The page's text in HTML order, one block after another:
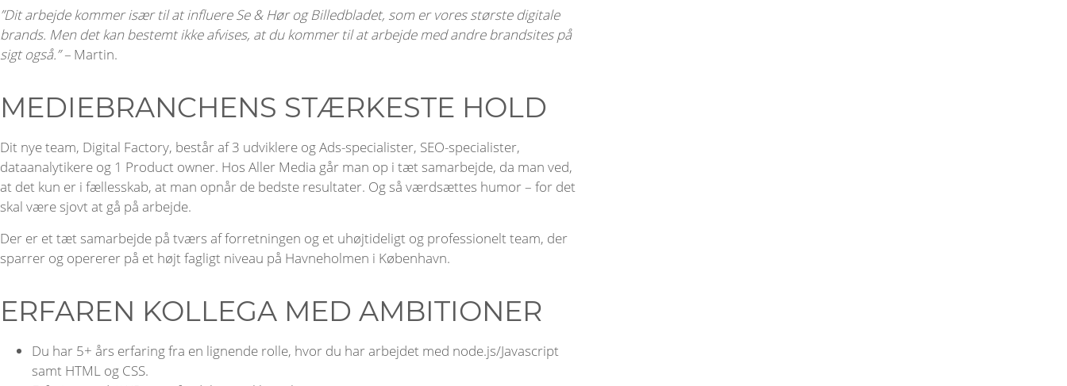
”Dit arbejde kommer især til at influere Se & Hør og Billedbladet, som er vores største digitale
brands. Men det kan bestemt ikke afvises, at du kommer til at arbejde med andre brandsites på
sigt også.” – Martin.
MEDIEBRANCHENS STÆRKESTE HOLD
Dit nye team, Digital Factory, består af 3 udviklere og Ads-specialister, SEO-specialister,
dataanalytikere og 1 Product owner. Hos Aller Media går man op i tæt samarbejde, da man ved,
at det kun er i fællesskab, at man opnår de bedste resultater. Og så værdsættes humor – for det
skal være sjovt at gå på arbejde.
Der er et tæt samarbejde på tværs af forretningen og et uhøjtideligt og professionelt team, der
sparrer og opererer på et højt fagligt niveau på Havneholmen i København.
ERFAREN KOLLEGA MED AMBITIONER
Du har 5+ års erfaring fra en lignende rolle, hvor du har arbejdet med node.js/Javascript
samt HTML og CSS.